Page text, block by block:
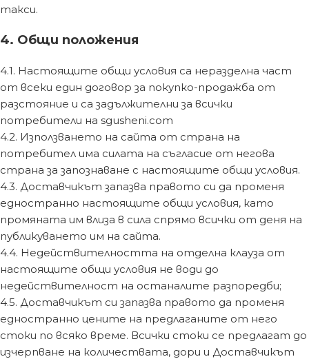
такси.
4. Общи положения
4.1. Настоящите общи условия са неразделна част
от всеки един договор за покупко-продажба от
разстояние и са задължителни за всички
потребители на sgusheni.com
4.2. Използването на сайта от страна на
потребител има силата на съгласие от негова
страна за запознаване с настоящите общи условия.
4.3. Доставчикът запазва правото си да променя
едностранно настоящите общи условия, като
промяната им влиза в сила спрямо всички от деня на
публикуването им на сайта.
4.4. Недействителността на отделна клауза от
настоящите общи условия не води до
недействителност на останалите разпоредби;
4.5. Доставчикът си запазва правото да променя
едностранно цените на предлаганите от него
стоки по всяко време. Всички стоки се предлагат до
изчерпване на количествата, дори и Доставчикът